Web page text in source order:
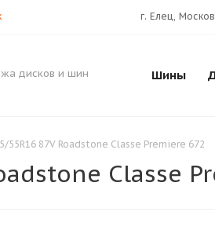
г. Елец,
дисков и шин Шины
55R16 87V Roadstone Classe Premiere 672
Classe